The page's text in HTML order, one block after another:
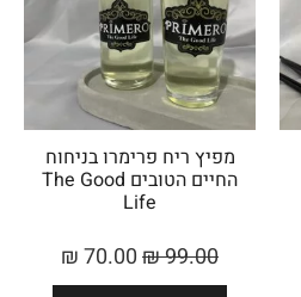
מפיץ ריח פרימרו בניחוח
החיים הטובים The Good
Life
99.00
₪
70.00
₪